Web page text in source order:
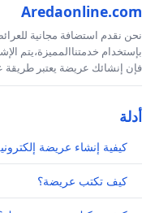
Aredaonline.com
نحن نقدم استضافة مجانية
بإستخدام خدمتناالمميزة،يتم
فإن إنشائك عريضة يعتبر طريقة
أدلة
كيفية إنشاء عريضة
كيف تكتب عريضة؟